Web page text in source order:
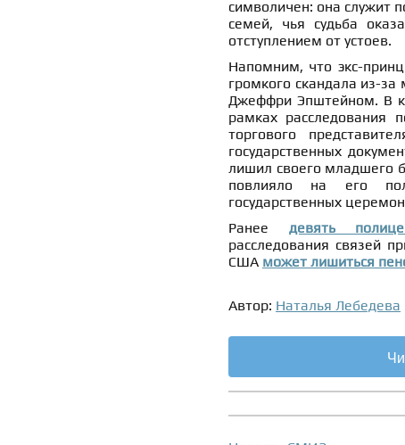
символичен: она служит
семей, чья судьба
отступлением от устоев.
Напомним, что экс-
громкого скандала из-
Джеффри Эпштейном. В
рамках расследования
торгового
государственных
лишил своего младшего
повлияло на его
государственных
Ранее девять
расследования связей
США может лишиться
Автор: Наталья Лебедева